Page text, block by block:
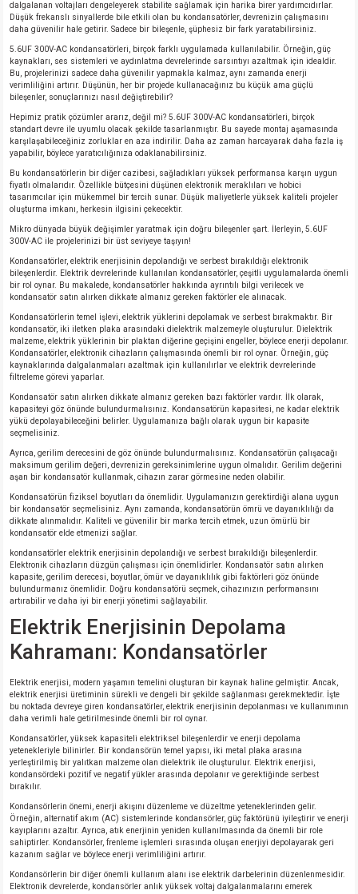
dalgalanan voltajları dengeleyerek stabilite sağlamak için harika birer yardımcıdırlar.
Düşük frekanslı sinyallerde bile etkili olan bu kondansatörler, devrenizin çalışmasını
daha güvenilir hale getirir. Sadece bir bileşenle, şüphesiz bir fark yaratabilirsiniz.
5.6UF 300V-AC kondansatörleri, birçok farklı uygulamada kullanılabilir. Örneğin, güç
kaynakları, ses sistemleri ve aydınlatma devrelerinde sarsıntıyı azaltmak için idealdir.
Bu, projelerinizi sadece daha güvenilir yapmakla kalmaz, aynı zamanda enerji
verimliliğini artırır. Düşünün, her bir projede kullanacağınız bu küçük ama güçlü
bileşenler, sonuçlarınızı nasıl değiştirebilir?
Hepimiz pratik çözümler ararız, değil mi? 5.6UF 300V-AC kondansatörleri, birçok
standart devre ile uyumlu olacak şekilde tasarlanmıştır. Bu sayede montaj aşamasında
karşılaşabileceğiniz zorluklar en aza indirilir. Daha az zaman harcayarak daha fazla iş
yapabilir, böylece yaratıcılığınıza odaklanabilirsiniz.
Bu kondansatörlerin bir diğer cazibesi, sağladıkları yüksek performansa karşın uygun
fiyatlı olmalarıdır. Özellikle bütçesini düşünen elektronik meraklıları ve hobici
tasarımcılar için mükemmel bir tercih sunar. Düşük maliyetlerle yüksek kaliteli projeler
oluşturma imkanı, herkesin ilgisini çekecektir.
Mikro dünyada büyük değişimler yaratmak için doğru bileşenler şart. İlerleyin, 5.6UF
300V-AC ile projelerinizi bir üst seviyeye taşıyın!
Kondansatörler, elektrik enerjisinin depolandığı ve serbest bırakıldığı elektronik
bileşenlerdir. Elektrik devrelerinde kullanılan kondansatörler, çeşitli uygulamalarda önemli
bir rol oynar. Bu makalede, kondansatörler hakkında ayrıntılı bilgi verilecek ve
kondansatör satın alırken dikkate almanız gereken faktörler ele alınacak.
Kondansatörlerin temel işlevi, elektrik yüklerini depolamak ve serbest bırakmaktır. Bir
kondansatör, iki iletken plaka arasındaki dielektrik malzemeyle oluşturulur. Dielektrik
malzeme, elektrik yüklerinin bir plaktan diğerine geçişini engeller, böylece enerji depolanır.
Kondansatörler, elektronik cihazların çalışmasında önemli bir rol oynar. Örneğin, güç
kaynaklarında dalgalanmaları azaltmak için kullanılırlar ve elektrik devrelerinde
filtreleme görevi yaparlar.
Kondansatör satın alırken dikkate almanız gereken bazı faktörler vardır. İlk olarak,
kapasiteyi göz önünde bulundurmalısınız. Kondansatörün kapasitesi, ne kadar elektrik
yükü depolayabileceğini belirler. Uygulamanıza bağlı olarak uygun bir kapasite
seçmelisiniz.
Ayrıca, gerilim derecesini de göz önünde bulundurmalısınız. Kondansatörün çalışacağı
maksimum gerilim değeri, devrenizin gereksinimlerine uygun olmalıdır. Gerilim değerini
aşan bir kondansatör kullanmak, cihazın zarar görmesine neden olabilir.
Kondansatörün fiziksel boyutları da önemlidir. Uygulamanızın gerektirdiği alana uygun
bir kondansatör seçmelisiniz. Aynı zamanda, kondansatörün ömrü ve dayanıklılığı da
dikkate alınmalıdır. Kaliteli ve güvenilir bir marka tercih etmek, uzun ömürlü bir
kondansatör elde etmenizi sağlar.
kondansatörler elektrik enerjisinin depolandığı ve serbest bırakıldığı bileşenlerdir.
Elektronik cihazların düzgün çalışması için önemlidirler. Kondansatör satın alırken
kapasite, gerilim derecesi, boyutlar, ömür ve dayanıklılık gibi faktörleri göz önünde
bulundurmanız önemlidir. Doğru kondansatörü seçmek, cihazınızın performansını
artırabilir ve daha iyi bir enerji yönetimi sağlayabilir.
Elektrik Enerjisinin Depolama
Kahramanı: Kondansatörler
Elektrik enerjisi, modern yaşamın temelini oluşturan bir kaynak haline gelmiştir. Ancak,
elektrik enerjisi üretiminin sürekli ve dengeli bir şekilde sağlanması gerekmektedir. İşte
bu noktada devreye giren kondansatörler, elektrik enerjisinin depolanması ve kullanımının
daha verimli hale getirilmesinde önemli bir rol oynar.
Kondansatörler, yüksek kapasiteli elektriksel bileşenlerdir ve enerji depolama
yetenekleriyle bilinirler. Bir kondansörün temel yapısı, iki metal plaka arasına
yerleştirilmiş bir yalıtkan malzeme olan dielektrik ile oluşturulur. Elektrik enerjisi,
kondansördeki pozitif ve negatif yükler arasında depolanır ve gerektiğinde serbest
bırakılır.
Kondansörlerin önemi, enerji akışını düzenleme ve düzeltme yeteneklerinden gelir.
Örneğin, alternatif akım (AC) sistemlerinde kondansörler, güç faktörünü iyileştirir ve enerji
kayıplarını azaltır. Ayrıca, atık enerjinin yeniden kullanılmasında da önemli bir role
sahiptirler. Kondansörler, frenleme işlemleri sırasında oluşan enerjiyi depolayarak geri
kazanım sağlar ve böylece enerji verimliliğini artırır.
Kondansörlerin bir diğer önemli kullanım alanı ise elektrik darbelerinin düzenlenmesidir.
Elektronik devrelerde, kondansörler anlık yüksek voltaj dalgalanmalarını emerek